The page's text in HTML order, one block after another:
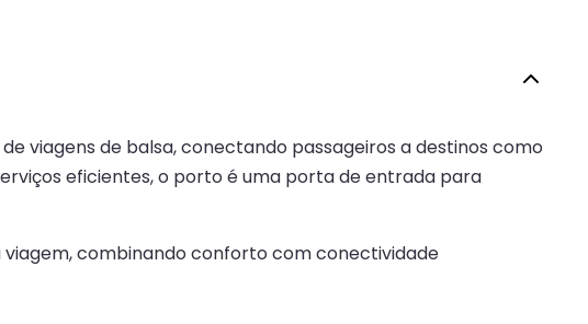
viagens de balsa, conectando passageiros a destinos como
eficientes, o porto é uma porta de entrada para
viagem, combinando conforto com conectividade